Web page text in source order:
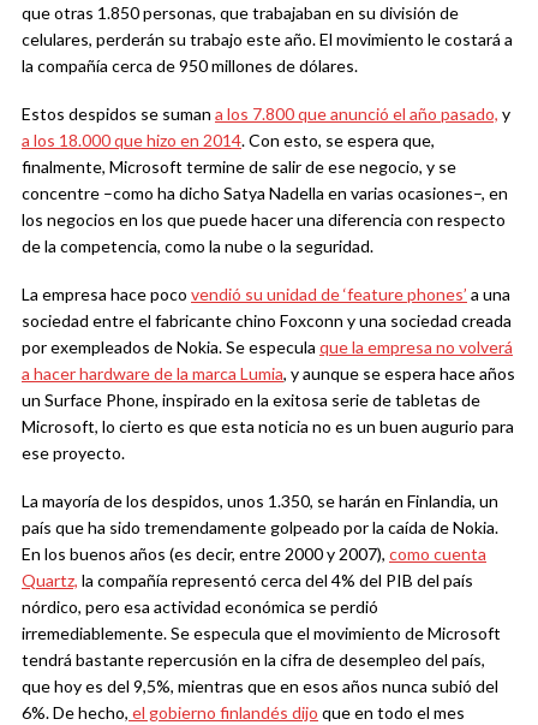
que otras 1.850 personas, que trabajaban en su división de
celulares, perderán su trabajo este año. El movimiento le costará a
la compañía cerca de 950 millones de dólares.
Estos despidos se suman a los 7.800 que anunció el año pasado, y
a los 18.000 que hizo en 2014. Con esto, se espera que,
finalmente, Microsoft termine de salir de ese negocio, y se
concentre –como ha dicho Satya Nadella en varias ocasiones–, en
los negocios en los que puede hacer una diferencia con respecto
de la competencia, como la nube o la seguridad.
La empresa hace poco vendió su unidad de ‘feature phones’ a una
sociedad entre el fabricante chino Foxconn y una sociedad creada
por exempleados de Nokia. Se especula que la empresa no volverá
a hacer hardware de la marca Lumia, y aunque se espera hace años
un Surface Phone, inspirado en la exitosa serie de tabletas de
Microsoft, lo cierto es que esta noticia no es un buen augurio para
ese proyecto.
La mayoría de los despidos, unos 1.350, se harán en Finlandia, un
país que ha sido tremendamente golpeado por la caída de Nokia.
En los buenos años (es decir, entre 2000 y 2007), como cuenta
Quartz, la compañía representó cerca del 4% del PIB del país
nórdico, pero esa actividad económica se perdió
irremediablemente. Se especula que el movimiento de Microsoft
tendrá bastante repercusión en la cifra de desempleo del país,
que hoy es del 9,5%, mientras que en esos años nunca subió del
6%. De hecho, el gobierno finlandés dijo que en todo el mes